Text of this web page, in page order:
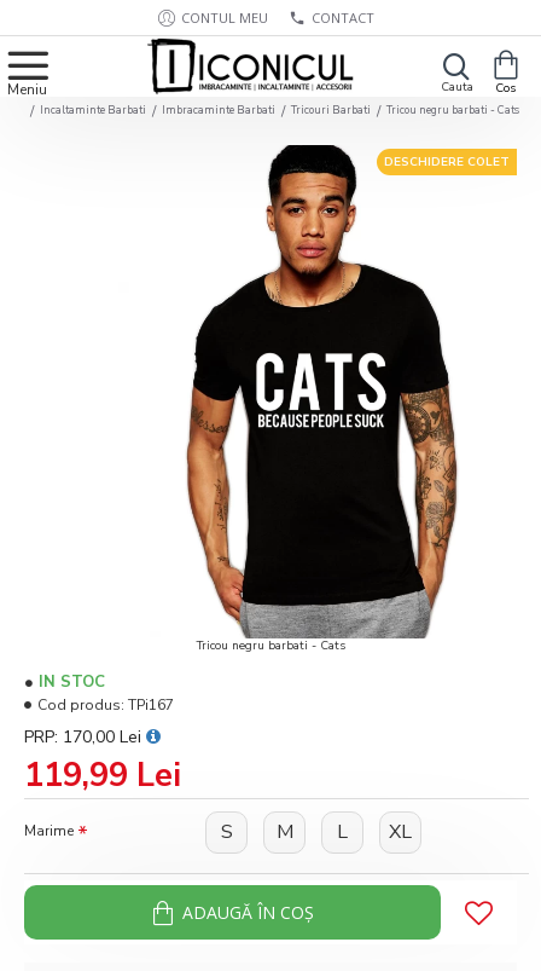
CONTUL MEU CONTACT
Incaltaminte Barbati Imbracaminte Barbati Tricouri Barbati Tricou negru barbati - Cats
DESCHIDERE COLET
Tricou negru barbati - Cats
119,99 Lei
PRP: 170,00 Lei
IN STOC
Cod produs: TPi167
Marime S M L XL
ADAUGĂ ÎN COŞ